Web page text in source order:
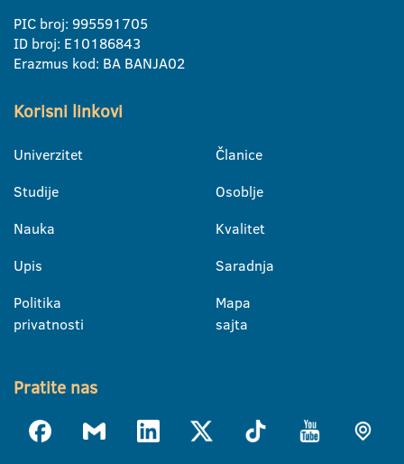
PIC broj: 995591705
ID broj: E10186843
Erazmus kod: BA BANJA02
Korisni linkovi
Univerzitet
Studije
Nauka
Upis
Politika
privatnosti
Članice
Osoblje
Kvalitet
Saradnja
Mapa
sajta
Pratite nas